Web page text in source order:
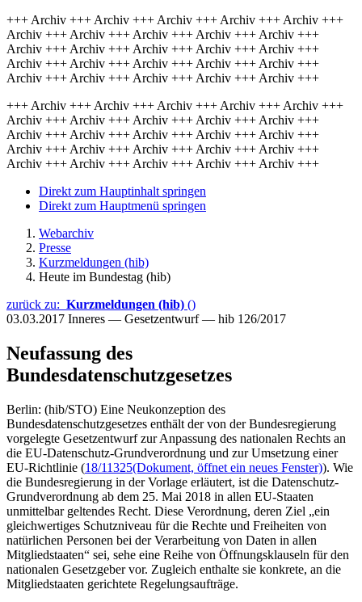
+++ Archiv +++ Archiv +++ Archiv +++ Archiv +++ Archiv +++
Archiv +++ Archiv +++ Archiv +++ Archiv +++ Archiv +++
Archiv +++ Archiv +++ Archiv +++ Archiv +++ Archiv +++
Archiv +++ Archiv +++ Archiv +++ Archiv +++ Archiv +++
Archiv +++ Archiv +++ Archiv +++ Archiv +++ Archiv +++
+++ Archiv +++ Archiv +++ Archiv +++ Archiv +++ Archiv +++
Archiv +++ Archiv +++ Archiv +++ Archiv +++ Archiv +++
Archiv +++ Archiv +++ Archiv +++ Archiv +++ Archiv +++
Archiv +++ Archiv +++ Archiv +++ Archiv +++ Archiv +++
Archiv +++ Archiv +++ Archiv +++ Archiv +++ Archiv +++
Direkt zum Hauptinhalt springen
Direkt zum Hauptmenü springen
Webarchiv
Presse
Kurzmeldungen (hib)
Heute im Bundestag (hib)
zurück zu: Kurzmeldungen (hib) ()
03.03.2017 Inneres — Gesetzentwurf — hib 126/2017
Neufassung des
Bundesdatenschutzgesetzes
Berlin: (hib/STO) Eine Neukonzeption des
Bundesdatenschutzgesetzes enthält der von der Bundesregierung
vorgelegte Gesetzentwurf zur Anpassung des nationalen Rechts an
die EU-Datenschutz-Grundverordnung und zur Umsetzung einer
EU-Richtlinie (18/11325(Dokument, öffnet ein neues Fenster)). Wie
die Bundesregierung in der Vorlage erläutert, ist die Datenschutz-
Grundverordnung ab dem 25. Mai 2018 in allen EU-Staaten
unmittelbar geltendes Recht. Diese Verordnung, deren Ziel „ein
gleichwertiges Schutzniveau für die Rechte und Freiheiten von
natürlichen Personen bei der Verarbeitung von Daten in allen
Mitgliedstaaten“ sei, sehe eine Reihe von Öffnungsklauseln für den
nationalen Gesetzgeber vor. Zugleich enthalte sie konkrete, an die
Mitgliedstaaten gerichtete Regelungsaufträge.